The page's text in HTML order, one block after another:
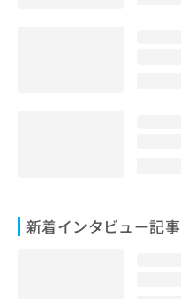
新着インタビュー記事